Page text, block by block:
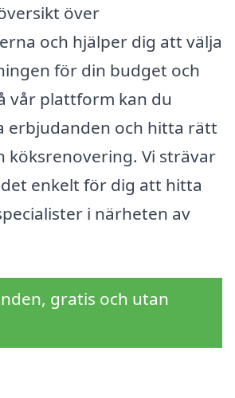
över
och hjälper dig att välja
för din budget och
vår plattform kan du
erbjudanden och hitta rätt
köksrenovering. Vi strävar
enkelt för dig att hitta
i närheten av
gratis och utan